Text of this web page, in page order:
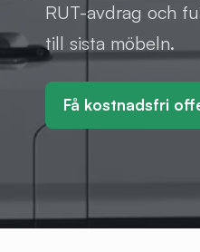
RUT-avdrag och
till sista möbeln.
Få kostnadsfri